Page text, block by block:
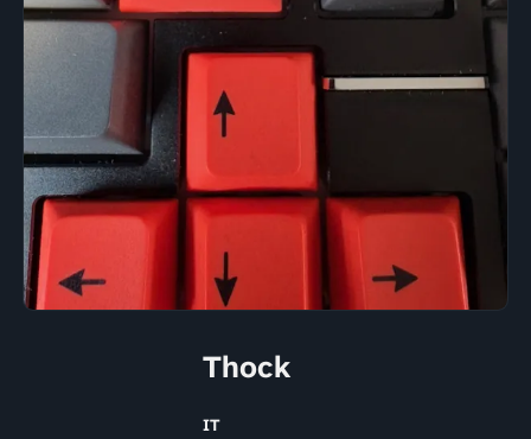
Thock
IT